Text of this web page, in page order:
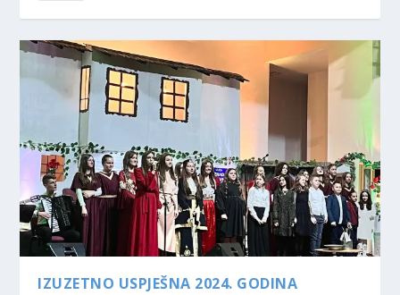
IZUZETNO USPJEŠNA 2024. GODINA